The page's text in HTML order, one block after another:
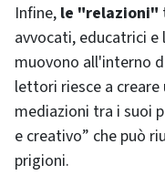
Infine, le "relazioni"
avvocati, educatrici
muovono all'interno
lettori riesce a
mediazioni tra i suoi
e creativo” che può
prigioni.